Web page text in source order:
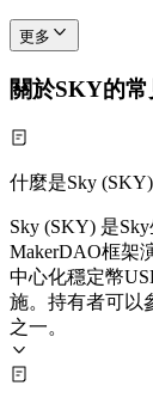
更多
關於SKY的常
什麼是Sky (SKY)
Sky (SKY) 是
MakerDAO框架
中心化穩定幣
施。持有者可以
之一。